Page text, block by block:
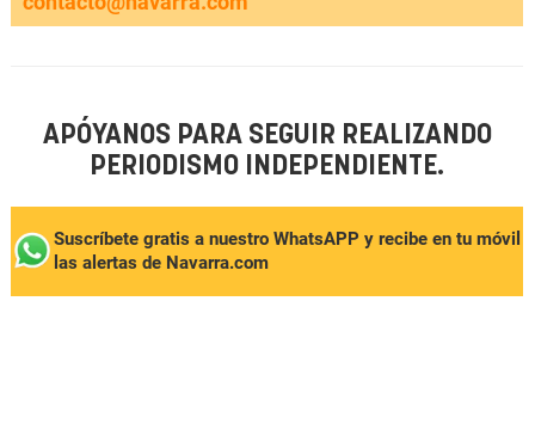
APÓYANOS PARA SEGUIR REALIZANDO
PERIODISMO INDEPENDIENTE.
Suscríbete gratis a nuestro WhatsAPP y recibe en tu móvil
las alertas de Navarra.com